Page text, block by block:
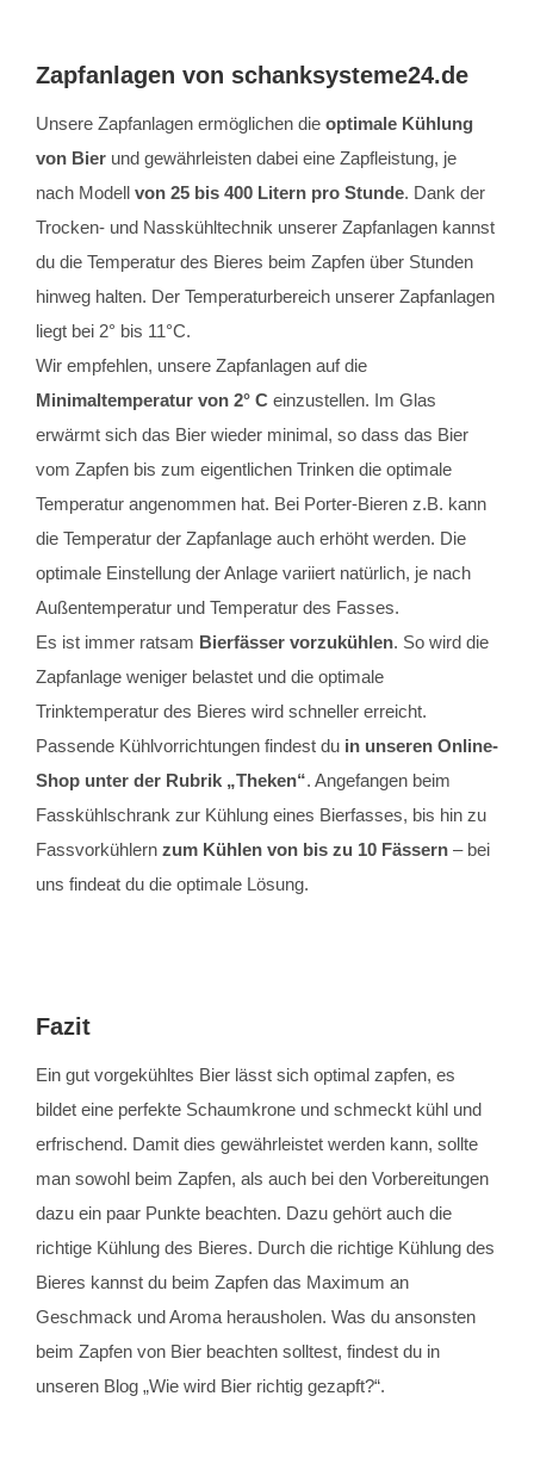
Zapfanlagen von schanksysteme24.de
Unsere Zapfanlagen ermöglichen die optimale Kühlung
von Bier und gewährleisten dabei eine Zapfleistung, je
nach Modell von 25 bis 400 Litern pro Stunde. Dank der
Trocken- und Nasskühltechnik unserer Zapfanlagen kannst
du die Temperatur des Bieres beim Zapfen über Stunden
hinweg halten. Der Temperaturbereich unserer Zapfanlagen
liegt bei 2° bis 11°C.
Wir empfehlen, unsere Zapfanlagen auf die
Minimaltemperatur von 2° C einzustellen. Im Glas
erwärmt sich das Bier wieder minimal, so dass das Bier
vom Zapfen bis zum eigentlichen Trinken die optimale
Temperatur angenommen hat. Bei Porter-Bieren z.B. kann
die Temperatur der Zapfanlage auch erhöht werden. Die
optimale Einstellung der Anlage variiert natürlich, je nach
Außentemperatur und Temperatur des Fasses.
Es ist immer ratsam Bierfässer vorzukühlen. So wird die
Zapfanlage weniger belastet und die optimale
Trinktemperatur des Bieres wird schneller erreicht.
Passende Kühlvorrichtungen findest du in unseren Online-
Shop unter der Rubrik „Theken“. Angefangen beim
Fasskühlschrank zur Kühlung eines Bierfasses, bis hin zu
Fassvorkühlern zum Kühlen von bis zu 10 Fässern – bei
uns findeat du die optimale Lösung.
Fazit
Ein gut vorgekühltes Bier lässt sich optimal zapfen, es
bildet eine perfekte Schaumkrone und schmeckt kühl und
erfrischend. Damit dies gewährleistet werden kann, sollte
man sowohl beim Zapfen, als auch bei den Vorbereitungen
dazu ein paar Punkte beachten. Dazu gehört auch die
richtige Kühlung des Bieres. Durch die richtige Kühlung des
Bieres kannst du beim Zapfen das Maximum an
Geschmack und Aroma herausholen. Was du ansonsten
beim Zapfen von Bier beachten solltest, findest du in
unseren Blog „Wie wird Bier richtig gezapft?“.